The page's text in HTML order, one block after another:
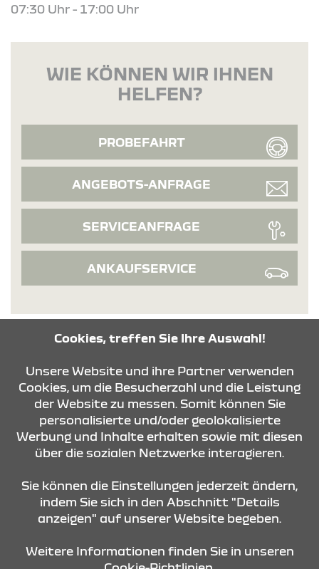
07:30 Uhr - 17:00 Uhr
WIE KÖNNEN WIR IHNEN
HELFEN?
PROBEFAHRT
ANGEBOTS-ANFRAGE
SERVICEANFRAGE
ANKAUFSERVICE
KONTAKT & ANFAHRT
ÖFFNUNGSZEITEN
STANDORTE
Cookies, treffen Sie Ihre Auswahl!
Unsere Website und ihre Partner verwenden
Cookies, um die Besucherzahl und die Leistung
der Website zu messen. Somit können Sie
personalisierte und/oder geolokalisierte
Werbung und Inhalte erhalten sowie mit diesen
über die sozialen Netzwerke interagieren.
Sie können die Einstellungen jederzeit ändern,
indem Sie sich in den Abschnitt "Details
anzeigen" auf unserer Website begeben.
Weitere Informationen finden Sie in unseren